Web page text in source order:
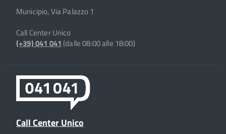
Municipio, Via Palazzo 1
Call Center Unico
(+39) 041 041(dalle 08:00 alle 18:00)
Call Center Unico